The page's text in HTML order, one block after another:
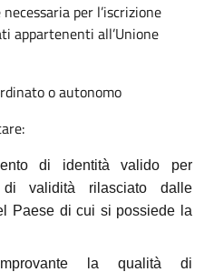
per l’iscrizione
appartenenti all’Unione
o autonomo
di identità valido per
validità rilasciato dalle
Paese di cui si possiede la
la qualità di